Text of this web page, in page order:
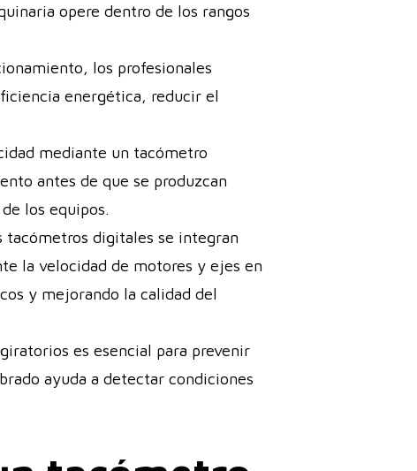
opere dentro de los rangos
los profesionales
energética, reducir el
mediante un tacómetro
antes de que se produzcan
los equipos.
tacómetros digitales se integran
la velocidad de motores y ejes en
y mejorando la calidad del
es esencial para prevenir
ayuda a detectar condiciones